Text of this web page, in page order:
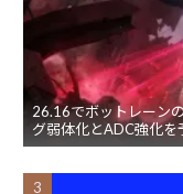
26.16でボットレーン
グ弱体化とADC強化を